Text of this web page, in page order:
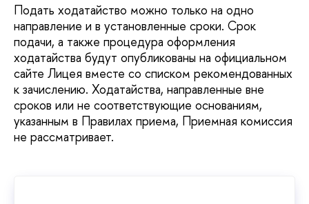
Подать ходатайство можно только на одно
направление и в установленные сроки. Срок
подачи, а также процедура оформления
ходатайства будут опубликованы на официальном
сайте Лицея вместе со списком рекомендованных
к зачислению. Ходатайства, направленные вне
сроков или не соответствующие основаниям,
указанным в Правилах приема, Приемная комиссия
не рассматривает.